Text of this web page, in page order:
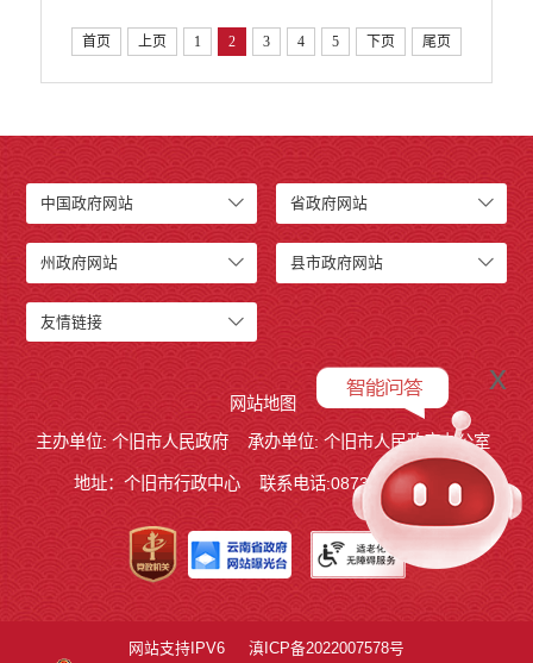
首页 上页 1 2 3 4 5 下页 尾页
中国政府网站 省政府网站
州政府网站 县市政府网站
友情链接
网站地图
主办单位: 个旧市人民政府
承办单位: 个旧市人民政府办公室
地址：个旧市行政中心 联系电话:0873－2123215
x
网站支持IPV6
滇ICP备2022007578号